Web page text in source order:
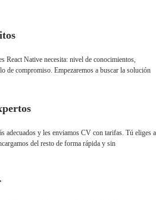
React Native necesita: nivel de conocimientos,
de compromiso. Empezaremos a buscar la solución
adecuados y les enviamos CV con tarifas. Tú eliges a
del resto de forma rápida y sin